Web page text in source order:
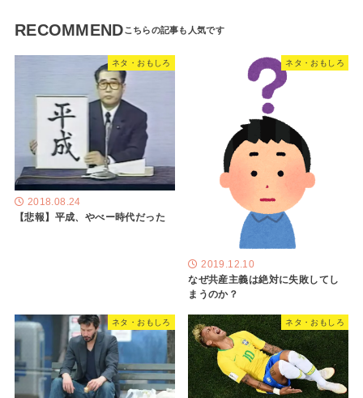
RECOMMEND
ネタ・おもしろ
2018.08.24
【悲報】平成、やべー時代だった
ネタ・おもしろ
2019.12.10
なぜ共産主義は絶対に失敗してし
まうのか？
ネタ・おもしろ ネタ・おもしろ